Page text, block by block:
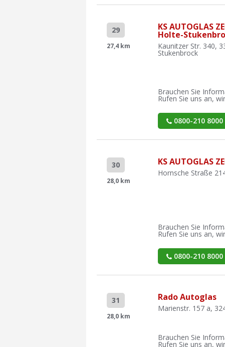
29
27,4 km
KS AUTOGLAS
Holte-
Kaunitzer Str. 340,
Stukenbrock
Brauchen Sie
Rufen Sie uns an,
0800-210 8000
30
28,0 km
KS AUTOGLAS
Hornsche Straße
Brauchen Sie
Rufen Sie uns an,
0800-210 8000
31
28,0 km
Rado Autoglas
Marienstr. 157 a,
Brauchen Sie
Rufen Sie uns an,